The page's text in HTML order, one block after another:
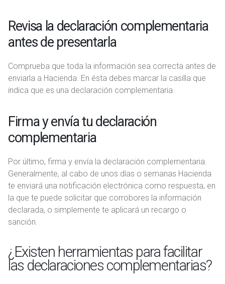
Revisa la declaración complementaria
antes de presentarla
Comprueba que toda la información sea correcta antes de
enviarla a Hacienda. En ésta debes marcar la casilla que
indica que es una declaración complementaria.
Firma y envía tu declaración
complementaria
Por último, firma y envía la declaración complementaria.
Generalmente, al cabo de unos días o semanas Hacienda
te enviará una notificación electrónica como respuesta, en
la que te puede solicitar que corrobores la información
declarada, o simplemente te aplicará un recargo o
sanción.
¿Existen herramientas para facilitar
las declaraciones complementarias?